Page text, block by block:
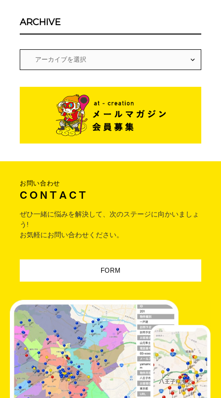
ARCHIVE
お問い合わせ
C O N T A C T
ぜひ一緒に悩みを解決して、次のステージに向かいましょ
う!
お気軽にお問い合わせください。
FORM